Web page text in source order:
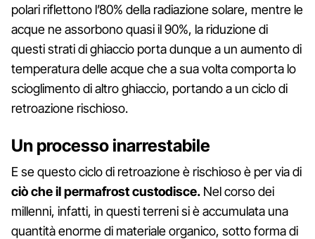
polari riflettono l’80% della radiazione solare, mentre le
acque ne assorbono quasi il 90%, la riduzione di
questi strati di ghiaccio porta dunque a un aumento di
temperatura delle acque che a sua volta comporta lo
scioglimento di altro ghiaccio, portando a un ciclo di
retroazione rischioso.
Un processo inarrestabile
E se questo ciclo di retroazione è rischioso è per via di
ciò che il permafrost custodisce. Nel corso dei
millenni, infatti, in questi terreni si è accumulata una
quantità enorme di materiale organico, sotto forma di